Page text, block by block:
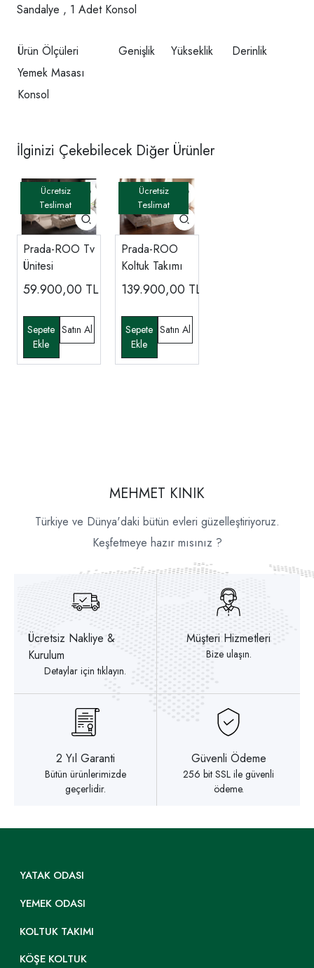
Sandalye , 1 Adet Konsol
Ürün Ölçüleri Genişlik Yükseklik
Derinlik
Yemek Masası
Konsol
İlginizi Çekebilecek Diğer Ürünler
Prada-ROO Tv
Ünitesi
59.900,00 TL
Prada-ROO
Koltuk Takımı
139.900,00 TL
MEHMET KINIK
Türkiye ve Dünya'daki bütün evleri güzelleştiriyoruz.
Keşfetmeye hazır mısınız ?
Ücretsiz Nakliye &
Kurulum
Detaylar için tıklayın.
Müşteri Hizmetleri
Bize ulaşın.
2 Yıl Garanti
Bütün ürünlerimizde
geçerlidir.
Güvenli Ödeme
256 bit SSL ile güvenli
ödeme.
YATAK ODASI
YEMEK ODASI
KOLTUK TAKIMI
KÖŞE KOLTUK